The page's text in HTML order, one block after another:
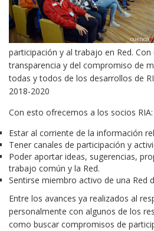
participación y al trabajo en Red.
transparencia y del compromiso de
todas y todos de los desarrollos de
2018-2020
Con esto ofrecemos a los socios RIA:
Estar al corriente de la información
Tener canales de participación y
Poder aportar ideas, sugerencias,
trabajo común y la Red.
Sentirse miembro activo de una Red
Entre los avances ya realizados al
personalmente con algunos de los
como buscar compromisos de